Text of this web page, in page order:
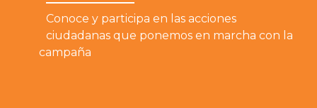
Conoce y participa en las acciones
ciudadanas que ponemos en marcha con la
campaña